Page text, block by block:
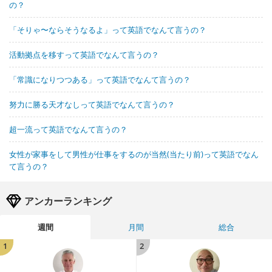
の？
「そりゃ〜ならそうなるよ」って英語でなんて言うの？
活動拠点を移すって英語でなんて言うの？
「常識になりつつある」って英語でなんて言うの？
努力に勝る天才なしって英語でなんて言うの？
超一流って英語でなんて言うの？
女性が家事をして男性が仕事をするのが当然(当たり前)って英語でなん
て言うの？
アンカーランキング
週間 月間
総合
1
2